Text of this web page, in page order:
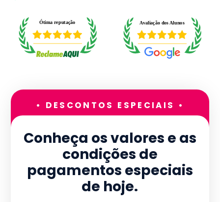
• DESCONTOS ESPECIAIS •
Conheça os valores e as
condições de
pagamentos especiais
de hoje.